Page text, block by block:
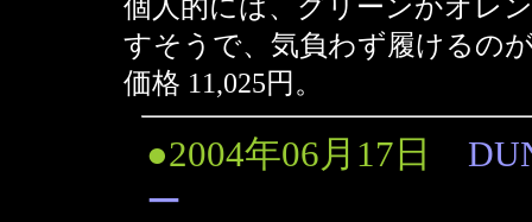
個人的には、グリーンかオレ
すそうで、気負わず履けるの
価格 11,025円。
●2004年06月17日
ー